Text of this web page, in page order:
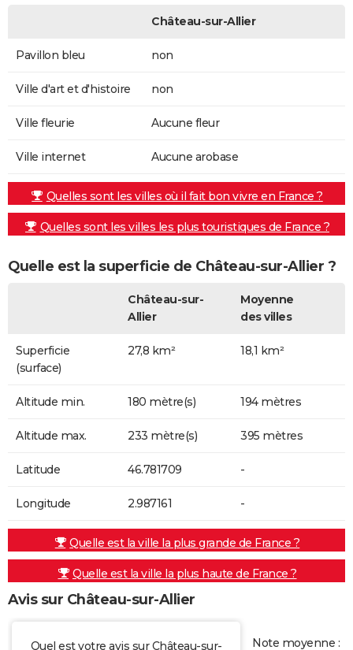
Château-sur-Allier
Pavillon bleu non
Ville d'art et d'histoire non
Ville fleurie Aucune fleur
Ville internet Aucune arobase
Quelles sont les villes où il fait bon vivre en France ?
Quelles sont les villes les plus touristiques de France ?
Quelle est la superficie de Château-sur-Allier ?
Château-sur-
Allier
Moyenne
des villes
Superficie
(surface)
27,8 km² 18,1 km²
Altitude min. 180 mètre(s) 194 mètres
Altitude max. 233 mètre(s) 395 mètres
Latitude 46.781709 -
Longitude 2.987161 -
Quelle est la ville la plus grande de France ?
Quelle est la ville la plus haute de France ?
Avis sur Château-sur-Allier
Quel est votre avis sur Château-sur- Note moyenne :